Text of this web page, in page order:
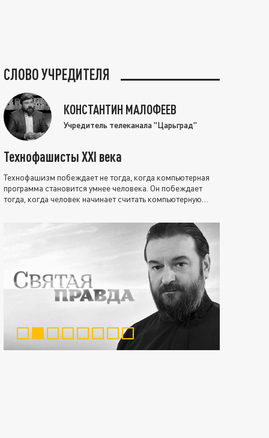
СЛОВО УЧРЕДИТЕЛЯ
КОНСТАНТИН МАЛОФЕЕВ
Учредитель телеканала "Царьград"
Технофашисты XXI века
Технофашизм побеждает не тогда, когда компьютерная
программа становится умнее человека. Он побеждает
тогда, когда человек начинает считать компьютерную